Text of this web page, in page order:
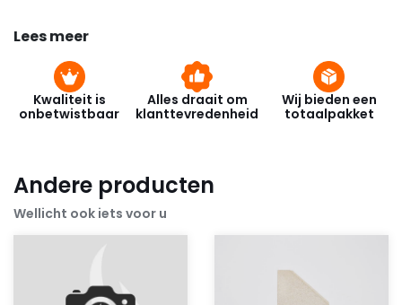
Lees meer
Kwaliteit is
onbetwistbaar
Alles draait om
klanttevredenheid
Wij bieden een
totaalpakket
Andere producten
Wellicht ook iets voor u